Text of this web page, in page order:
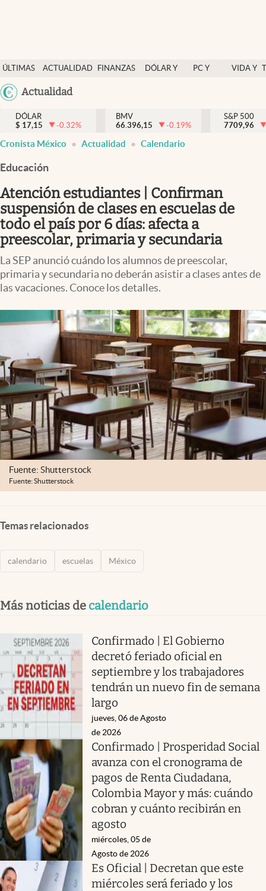
ÚLTIMAS
NOTICIAS
ACTUALIDAD
FINANZAS
DÓLAR Y
PC Y
VIDA Y
México
Actualidad
Actualidad
Finanzas y economía
Dólar y mercados
Pc y celular
Vida y estilo
Tv
Clima
abre en nueva pestaña
México
DÓLAR
$ 17,15 -0.32%
BMV
66.396,15
-0.19%
S&P 500
7709,96
Cronista México Actualidad Calendario
Educación
Atención estudiantes | Confirman
suspensión de clases en escuelas de
todo el país por 6 días: afecta a
preescolar, primaria y secundaria
La SEP anunció cuándo los alumnos de preescolar,
primaria y secundaria no deberán asistir a clases antes de
las vacaciones. Conoce los detalles.
Fuente: Shutterstock
Fuente: Shutterstock
Temas relacionados
calendario escuelas México
Más noticias de calendario
Confirmado | El Gobierno
decretó feriado oficial en
septiembre y los trabajadores
tendrán un nuevo fin de semana
largo
jueves, 06 de Agosto
de 2026
Confirmado | Prosperidad Social
avanza con el cronograma de
pagos de Renta Ciudadana,
Colombia Mayor y más: cuándo
cobran y cuánto recibirán en
agosto
miércoles, 05 de
Agosto de 2026
Es Oficial | Decretan que este
miércoles será feriado y los